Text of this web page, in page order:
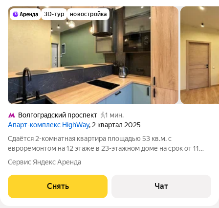
3D-тур новостройка
Волгоградский проспект
1 мин.
Апарт-комплекс HighWay, 2 квартал 2025
Сдаётся 2-комнатная квартира площадью 53 кв.м. с
евроремонтом на 12 этаже в 23-этажном доме на срок от 11
месяцев. Из техники есть: Телевизор Стиральная машина
Холодильник Посудомоечная машина Кондиционер Бойлер
Микроволновка Дом - монолитный,
Сервис Яндекс Аренда
Снять Чат